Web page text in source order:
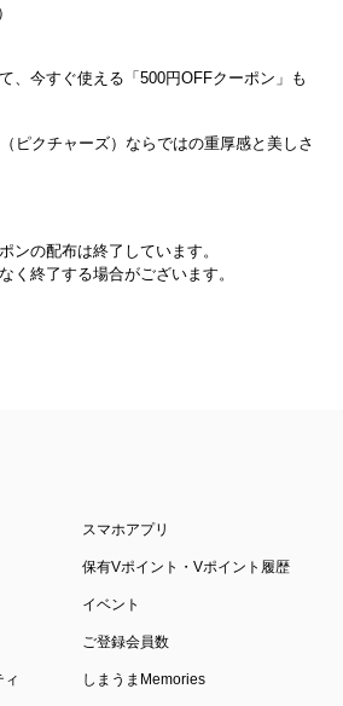
、今すぐ使える「500円OFFクーポン」も
ピクチャーズ）ならではの重厚感と美しさ
ンの配布は終了しています。
く​終了する​場合が​ございます。
スマホアプリ
保有Vポイント・Vポイント履歴
イベント
ご登録会員数
ィ しまうまMemories